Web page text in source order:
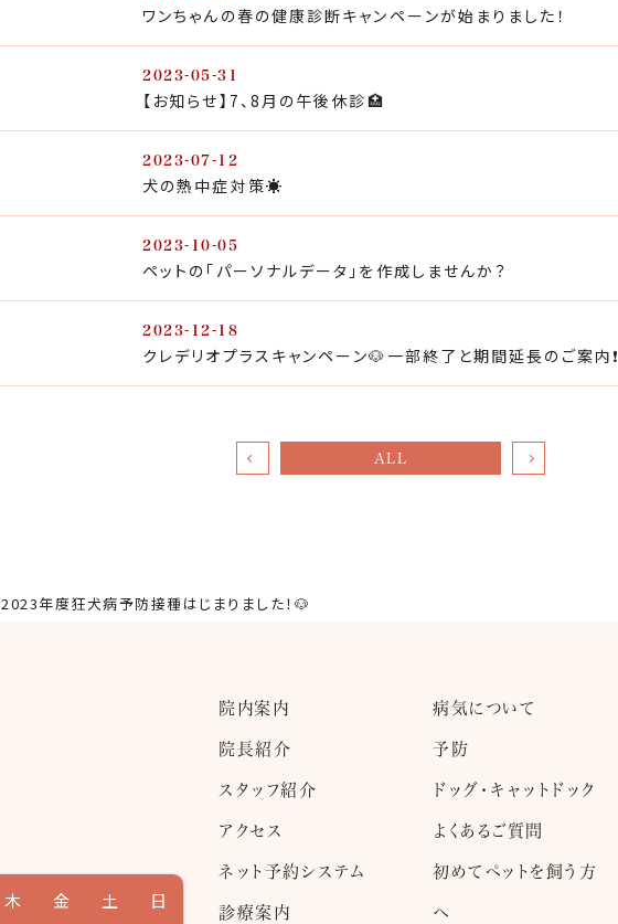
ワンちゃんの春の健康診断キャンペーンが始まりました！
2023-05-31
【お知らせ】7、8月の午後休診🏥
2023-07-12
犬の熱中症対策☀️
2023-10-05
ペットの「パーソナルデータ」を作成しませんか？
2023-12-18
クレデリオプラスキャンペーン🐶一部終了と期間延長のご案内❗️
ALL
2023年度狂犬病予防接種はじまりました！🐶
木 金 土 日
院内案内
院長紹介
スタッフ紹介
アクセス
ネット予約システム
診療案内
病気について
予防
ドッグ・キャットドック
よくあるご質問
初めてペットを飼う方
へ